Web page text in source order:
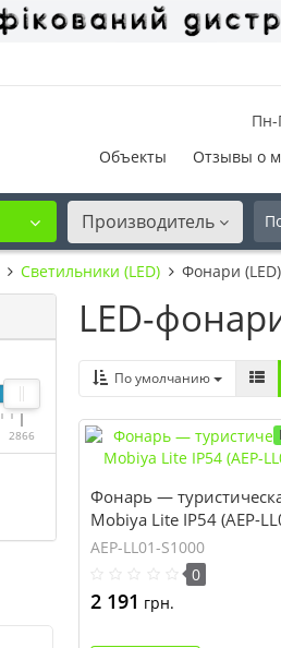
Пн-
Объекты
Отзывы о
Производитель
Светильники (LED) Фонари (LED)
2866
LED-
По умолчанию
Фонарь —
Mobiya Lite IP54 (AEP-
AEP-LL01-S1000
0
2 191 грн.